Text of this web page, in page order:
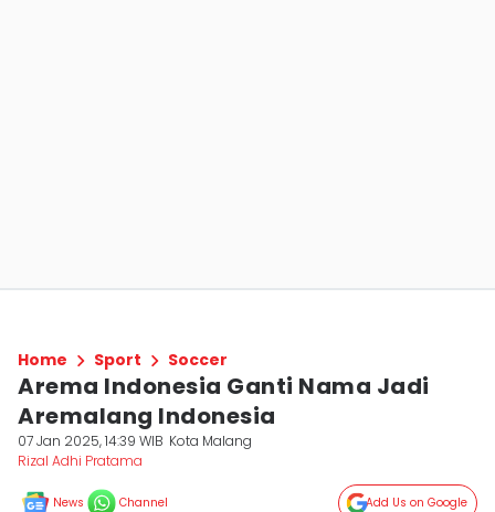
Home Sport Soccer
Arema Indonesia Ganti Nama Jadi
Aremalang Indonesia
07 Jan 2025, 14:39 WIB Kota Malang
Rizal Adhi Pratama
News Channel Add Us on Google